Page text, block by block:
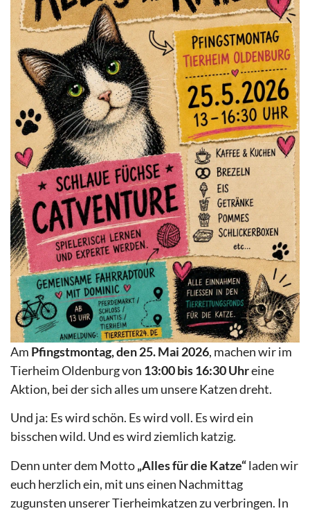
Am Pfingstmontag, den 25. Mai 2026, machen wir im
Tierheim Oldenburg von 13:00 bis 16:30 Uhreine
Aktion, bei der sich alles um unsere Katzen dreht.
Und ja: Es wird schön. Es wird voll. Es wird ein
bisschen wild. Und es wird ziemlich katzig.
Denn unter dem Motto„Alles für die Katze“laden wir
euch herzlich ein, mit uns einen Nachmittag
zugunsten unserer Tierheimkatzen zu verbringen. In